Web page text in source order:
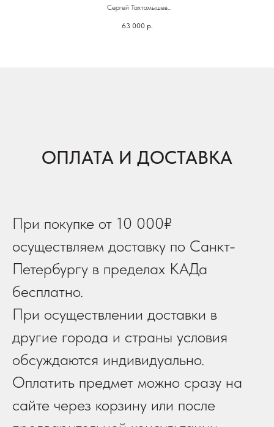
Сергей Тахтамышев
Линер, бумага
63 000 р.
ОПЛАТА И ДОСТАВКА
При покупке от 10 000₽
осуществляем доставку по Санкт-
Петербургу в пределах КАДа
бесплатно.
При осуществлении доставки в
другие города и страны условия
обсуждаются индивидуально.
Оплатить предмет можно сразу на
сайте через корзину или после